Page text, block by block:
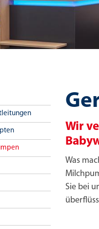
Wir
Was
Sie bei